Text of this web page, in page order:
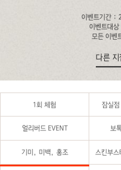
이벤트기간 :
이벤트대
모든 이벤
다른 지
1회 체험 잠실
얼리버드 EVENT 보
기미, 미백, 홍조 스킨부